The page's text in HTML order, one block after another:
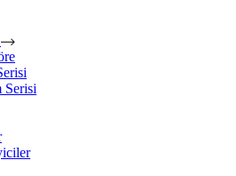
Serisi